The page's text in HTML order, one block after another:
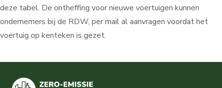
deze tabel. De ontheffing voor nieuwe voertuigen kunnen
ondernemers bij de RDW, per mail al aanvragen voordat het
voertuig op kenteken is gezet.